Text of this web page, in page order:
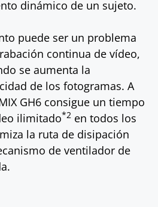
dinámico de un sujeto.
puede ser un problema
continua de vídeo,
se aumenta la
de los fotogramas. A
GH6 consigue un tiempo
ilimitado*2 en todos los
la ruta de disipación
de ventilador de